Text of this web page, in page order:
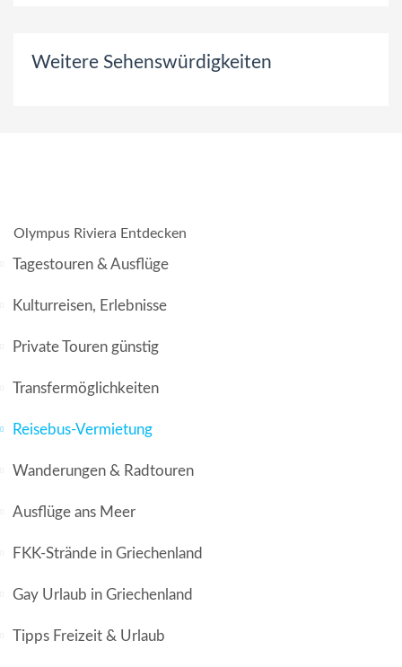
Weitere Sehenswürdigkeiten
Olympus Riviera Entdecken
Tagestouren & Ausflüge
Kulturreisen, Erlebnisse
Private Touren günstig
Transfermöglichkeiten
Reisebus-Vermietung
Wanderungen & Radtouren
Ausflüge ans Meer
FKK-Strände in Griechenland
Gay Urlaub in Griechenland
Tipps Freizeit & Urlaub